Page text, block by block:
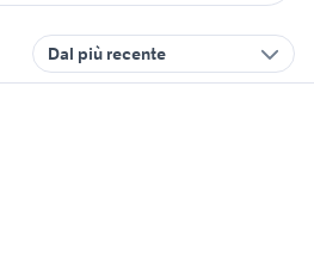
Dal più recente